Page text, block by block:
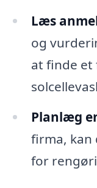
Læs
og
at finde
Planlæg
firma, kan
for